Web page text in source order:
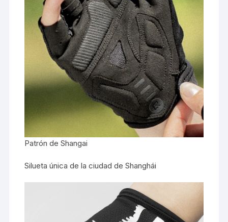
Patrón de Shangai
Silueta única de la ciudad de Shanghái